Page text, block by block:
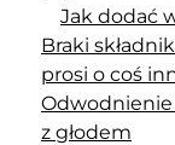
Jak dodać
Braki
prosi o coś
Odwodnienie
z głodem